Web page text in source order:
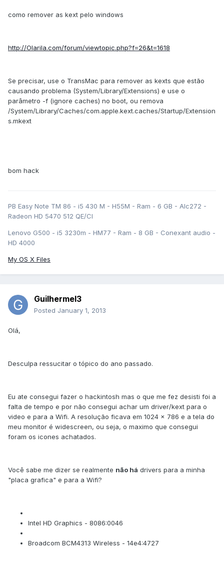
como remover as kext pelo windows
http://Olarila.com/forum/viewtopic.php?f=26&t=1618
Se precisar, use o TransMac para remover as kexts que estão
causando problema (System/Library/Extensions) e use o
parâmetro -f (ignore caches) no boot, ou remova
/System/Library/Caches/com.apple.kext.caches/Startup/Extension
s.mkext
bom hack
PB Easy Note TM 86 - i5 430 M - H55M - Ram - 6 GB - Alc272 -
Radeon HD 5470 512 QE/CI
Lenovo G500 - i5 3230m - HM77 - Ram - 8 GB - Conexant audio -
HD 4000
My OS X Files
Guilhermel3
Posted January 1, 2013
Olá,
Desculpa ressucitar o tópico do ano passado.
Eu ate consegui fazer o hackintosh mas o que me fez desisti foi a
falta de tempo e por não consegui achar um driver/kext para o
video e para a Wifi. A resolução ficava em 1024 x 786 e a tela do
meu monitor é widescreen, ou seja, o maximo que consegui
foram os icones achatados.
Você sabe me dizer se realmente não há drivers para a minha
"placa grafica" e para a Wifi?
Intel HD Graphics - 8086:0046
Broadcom BCM4313 Wireless - 14e4:4727